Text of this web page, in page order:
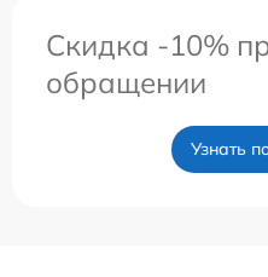
Скидка -10%
обращении
Узнать